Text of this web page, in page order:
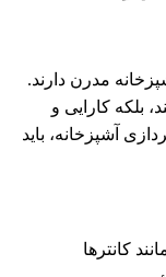
مدرن دارند.
بلکه کارایی و
آشپزخانه، باید
کانترها